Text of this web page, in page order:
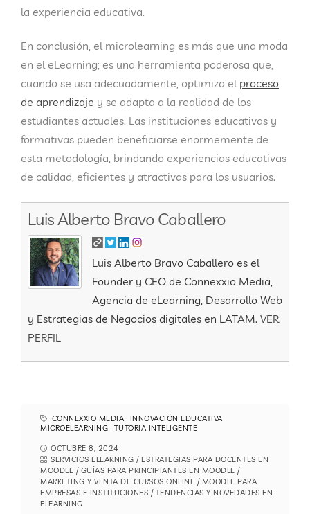
la experiencia educativa.
En conclusión, el microlearning es más que una moda
en el eLearning; es una herramienta poderosa que,
cuando se usa adecuadamente, optimiza el proceso
de aprendizaje y se adapta a la realidad de los
estudiantes actuales. Las instituciones educativas y
formativas pueden beneficiarse enormemente de
esta metodología, brindando experiencias educativas
de calidad, eficientes y atractivas para los usuarios.
Luis Alberto Bravo Caballero
Luis Alberto Bravo Caballero es el
Founder y CEO de Connexxio Media,
Agencia de eLearning, Desarrollo Web
y Estrategias de Negocios digitales en LATAM. VER
PERFIL
CONNEXXIO MEDIA
INNOVACIÓN EDUCATIVA
MICROELEARNING
TUTORIA INTELIGENTE
OCTUBRE 8, 2024
SERVICIOS ELEARNING / ESTRATEGIAS PARA DOCENTES EN
MOODLE / GUÍAS PARA PRINCIPIANTES EN MOODLE /
MARKETING Y VENTA DE CURSOS ONLINE / MOODLE PARA
EMPRESAS E INSTITUCIONES / TENDENCIAS Y NOVEDADES EN
ELEARNING